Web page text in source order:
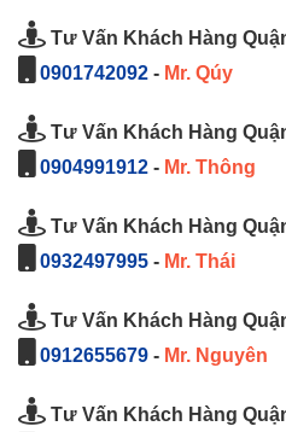
Tư Vấn Khách Hàng
0901742092 - Mr. Qúy
Tư Vấn Khách Hàng
0904991912 - Mr. Thông
Tư Vấn Khách Hàng
0932497995 - Mr. Thái
Tư Vấn Khách Hàng
0912655679 - Mr. Nguyên
Tư Vấn Khách Hàng